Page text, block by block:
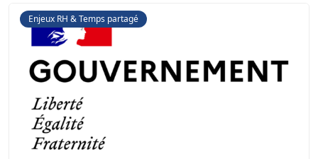
Enjeux RH & Temps partagé